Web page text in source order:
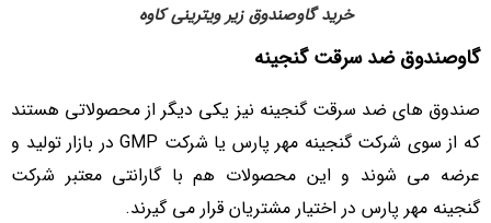
خرید گاوصندوق زیر ویترینی کاوه
گاوصندوق ضد سرقت گنجینه
صندوق های ضد سرقت گنجینه نیز یکی دیگر از محصولاتی هستند
که از سوی شرکت گنجینه مهر پارس یا شرکت GMP در بازار تولید و
عرضه می شوند و این محصولات هم با گارانتی معتبر شرکت
گنجینه مهر پارس در اختیار مشتریان قرار می گیرند.